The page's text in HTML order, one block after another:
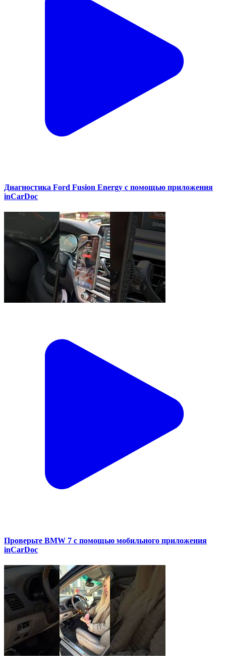
Диагностика Ford Fusion Energy с помощью приложения
inCarDoc
Проверьте BMW 7 с помощью мобильного приложения
inCarDoc